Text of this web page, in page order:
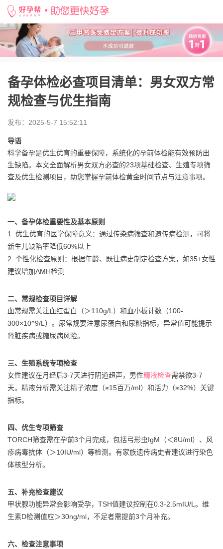
好孕帮 > 备孕知识 > 备孕体检必查项目清单：男女双方常规检查与优生指南
备孕体检必查项目清单：男女双方常
规检查与优生指南
发布：2025-5-7 15:52:11
导语
科学备孕是优生优育的重要保障，系统化的孕前体检能有效预防出
生缺陷。本文全面解析男女双方必查的23项基础检查、生殖专项筛
查及优生检测项目，助您掌握孕前体检黄金时间节点与注意事项。
一、备孕体检重要性及基本原则
1. 优生优育的医学保障意义：通过传染病筛查和遗传病检测，可将
新生儿缺陷率降低60%以上
2. 个性化检查原则：根据年龄、既往病史制定检查方案，如35+女性
建议增加AMH检测
二、常规检查项目详解
血常规需关注血红蛋白（＞110g/L）和血小板计数（100-
300×10^9/L）。尿常规要注意尿蛋白和尿糖指标，异常值可能提示
肾脏疾病或糖尿病风险。
三、生殖系统专项检查
女性建议在月经后3-7天进行阴道超声，男性精液检查需禁欲3-7
天。精液分析需关注精子浓度（≥15百万/ml）和活力（≥32%）关键
指标。
四、优生专项筛查
TORCH筛查需在孕前3个月完成，包括弓形虫IgM（＜8U/ml）、风
疹病毒抗体（＞10IU/ml）等检测。有家族遗传病史者建议进行染色
体核型分析。
五、补充检查建议
甲状腺功能异常会影响受孕，TSH值建议控制在0.3-2.5mIU/L。维
生素D检测值应＞30ng/ml，不足者需提前3个月补充。
六、检查注意事项